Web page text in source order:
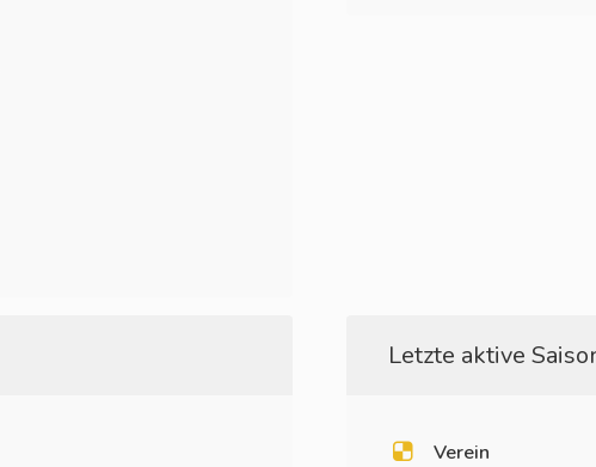
Letzte aktive
Verein